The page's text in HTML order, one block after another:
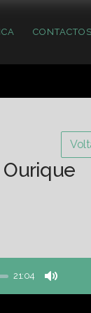
CONTACTOS
Ourique
21:04
Mute